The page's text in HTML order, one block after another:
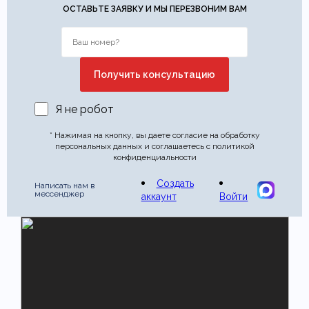
ОСТАВЬТЕ ЗАЯВКУ И МЫ ПЕРЕЗВОНИМ ВАМ
Я не робот
* Нажимая на кнопку, вы даете согласие на обработку
персональных данных и соглашаетесь с политикой
конфиденциальности
Написать нам в
мессенджер
Создать
аккаунт
Войти